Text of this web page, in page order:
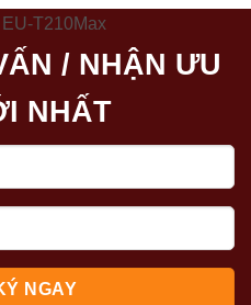
/ NHẬN ƯU
NHẤT